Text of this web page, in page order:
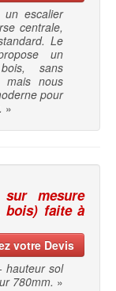
un escalier
centrale,
Le
un
sans
mais nous
pour
»
mesure
bois) faite à
votre Devis
hauteur sol
780mm. »